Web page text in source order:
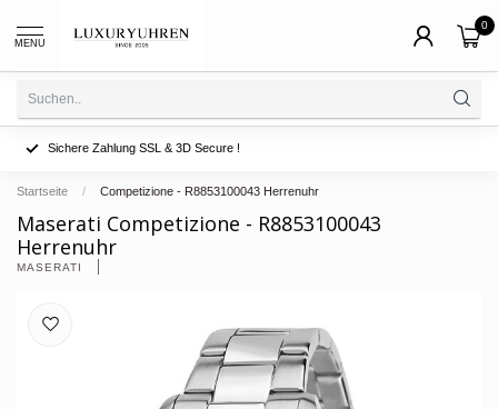
MENU
0
Sichere Zahlung SSL & 3D Secure !
Startseite / Competizione - R8853100043 Herrenuhr
Maserati Competizione - R8853100043
Herrenuhr
MASERATI